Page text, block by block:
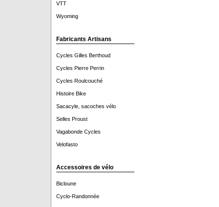
VTT
Wyoming
Fabricants Artisans
Cycles Gilles Berthoud
Cycles Pierre Perrin
Cycles Roulcouché
Histoire Bike
Sacacyle, sacoches vélo
Selles Proust
Vagabonde Cycles
Velofasto
Accessoires de vélo
Bicloune
Cyclo-Randonnée